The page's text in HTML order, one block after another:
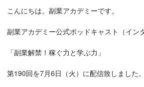
こんにちは。副業アカデミーです。
副業アカデミー公式ポッドキャスト（イン
「副業解禁！稼ぐ力と学ぶ力」
第190回を7月6日（火）に配信致しました。